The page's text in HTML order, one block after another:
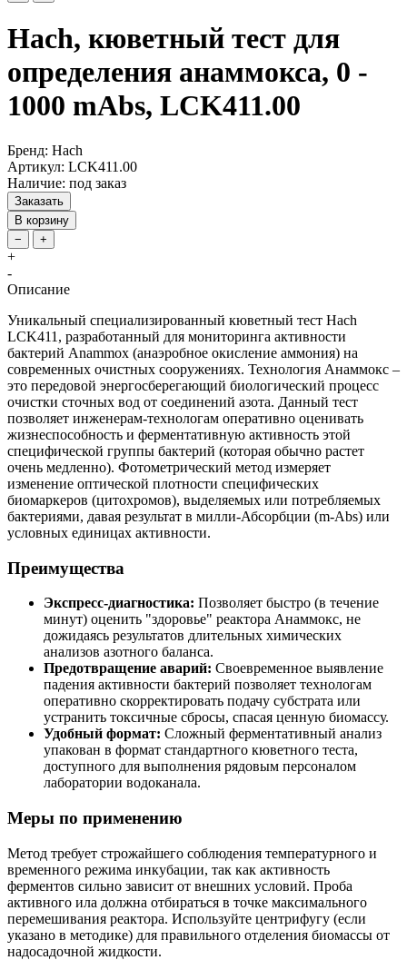
Hach, кюветный тест для
определения анаммокса, 0 -
1000 mAbs, LCK411.00
Бренд: Hach
Артикул: LCK411.00
Наличие: под заказ
Заказать
В корзину
−
+
+
-
Описание
Уникальный специализированный кюветный тест Hach
LCK411, разработанный для мониторинга активности
бактерий Anammox (анаэробное окисление аммония) на
современных очистных сооружениях. Технология Анаммокс –
это передовой энергосберегающий биологический процесс
очистки сточных вод от соединений азота. Данный тест
позволяет инженерам-технологам оперативно оценивать
жизнеспособность и ферментативную активность этой
специфической группы бактерий (которая обычно растет
очень медленно). Фотометрический метод измеряет
изменение оптической плотности специфических
биомаркеров (цитохромов), выделяемых или потребляемых
бактериями, давая результат в милли-Абсорбции (m-Abs) или
условных единицах активности.
Преимущества
Экспресс-диагностика: Позволяет быстро (в течение
минут) оценить "здоровье" реактора Анаммокс, не
дожидаясь результатов длительных химических
анализов азотного баланса.
Предотвращение аварий: Своевременное выявление
падения активности бактерий позволяет технологам
оперативно скорректировать подачу субстрата или
устранить токсичные сбросы, спасая ценную биомассу.
Удобный формат: Сложный ферментативный анализ
упакован в формат стандартного кюветного теста,
доступного для выполнения рядовым персоналом
лаборатории водоканала.
Меры по применению
Метод требует строжайшего соблюдения температурного и
временного режима инкубации, так как активность
ферментов сильно зависит от внешних условий. Проба
активного ила должна отбираться в точке максимального
перемешивания реактора. Используйте центрифугу (если
указано в методике) для правильного отделения биомассы от
надосадочной жидкости.